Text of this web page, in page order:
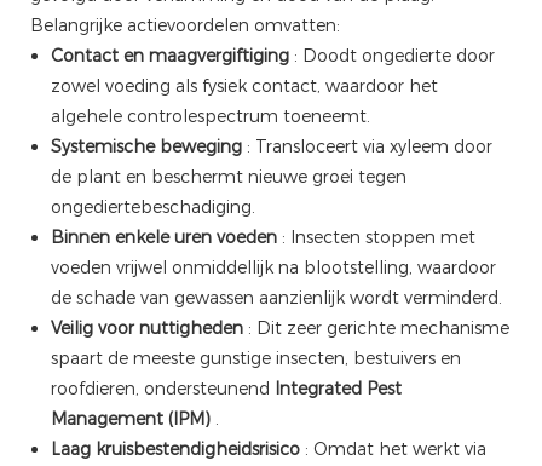
Belangrijke actievoordelen omvatten:
Contact en maagvergiftiging : Doodt ongedierte door
zowel voeding als fysiek contact, waardoor het
algehele controlespectrum toeneemt.
Systemische beweging : Transloceert via xyleem door
de plant en beschermt nieuwe groei tegen
ongediertebeschadiging.
Binnen enkele uren voeden : Insecten stoppen met
voeden vrijwel onmiddellijk na blootstelling, waardoor
de schade van gewassen aanzienlijk wordt verminderd.
Veilig voor nuttigheden : Dit zeer gerichte mechanisme
spaart de meeste gunstige insecten, bestuivers en
roofdieren, ondersteunend Integrated Pest
Management (IPM) .
Laag kruisbestendigheidsrisico : Omdat het werkt via